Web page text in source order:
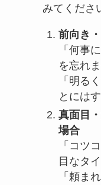
みてくださ
前向き
「何事
を忘れ
「明る
とには
真面目
場合
「コツ
目なタ
「頼ま